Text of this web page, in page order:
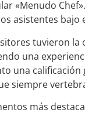
«Menudo
asistentes
tuvieron
una
una
siempre
más